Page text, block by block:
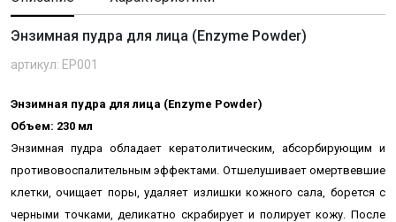
Энзимная пудра для лица (Enzyme Powder)
артикул: EP001
Энзимная пудра для лица (Enzyme Powder)
Объем: 230 мл
Энзимная пудра обладает кератолитическим, абсорбирующим и
противовоспалительным эффектами. Отшелушивает омертвевшие
клетки, очищает поры, удаляет излишки кожного сала, борется с
черными точками, деликатно скрабирует и полирует кожу. После